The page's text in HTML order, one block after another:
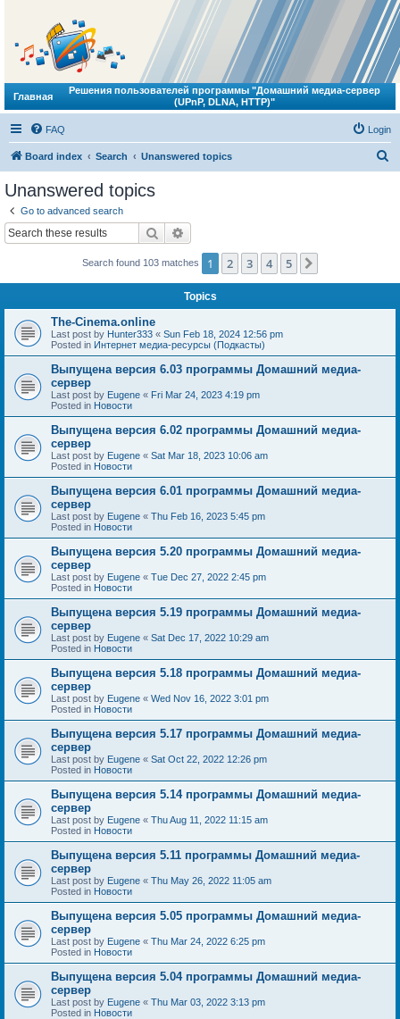
Главная
Решения пользователей программы "Домашний медиа-сервер
(UPnP, DLNA, HTTP)"
FAQ Login
Board index Search Unanswered topics
Unanswered topics
Go to advanced search
Search
Search found 103 matches 1 2 3 4 5
Topics
The-Cinema.online
Last post by Hunter333 « Sun Feb 18, 2024 12:56 pm
Posted in Интернет медиа-ресурсы (Подкасты)
Выпущена версия 6.03 программы Домашний медиа-
сервер
Last post by Eugene « Fri Mar 24, 2023 4:19 pm
Posted in Новости
Выпущена версия 6.02 программы Домашний медиа-
сервер
Last post by Eugene « Sat Mar 18, 2023 10:06 am
Posted in Новости
Выпущена версия 6.01 программы Домашний медиа-
сервер
Last post by Eugene « Thu Feb 16, 2023 5:45 pm
Posted in Новости
Выпущена версия 5.20 программы Домашний медиа-
сервер
Last post by Eugene « Tue Dec 27, 2022 2:45 pm
Posted in Новости
Выпущена версия 5.19 программы Домашний медиа-
сервер
Last post by Eugene « Sat Dec 17, 2022 10:29 am
Posted in Новости
Выпущена версия 5.18 программы Домашний медиа-
сервер
Last post by Eugene « Wed Nov 16, 2022 3:01 pm
Posted in Новости
Выпущена версия 5.17 программы Домашний медиа-
сервер
Last post by Eugene « Sat Oct 22, 2022 12:26 pm
Posted in Новости
Выпущена версия 5.14 программы Домашний медиа-
сервер
Last post by Eugene « Thu Aug 11, 2022 11:15 am
Posted in Новости
Выпущена версия 5.11 программы Домашний медиа-
сервер
Last post by Eugene « Thu May 26, 2022 11:05 am
Posted in Новости
Выпущена версия 5.05 программы Домашний медиа-
сервер
Last post by Eugene « Thu Mar 24, 2022 6:25 pm
Posted in Новости
Выпущена версия 5.04 программы Домашний медиа-
сервер
Last post by Eugene « Thu Mar 03, 2022 3:13 pm
Posted in Новости